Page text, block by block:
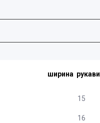
ширина рукави
15
16